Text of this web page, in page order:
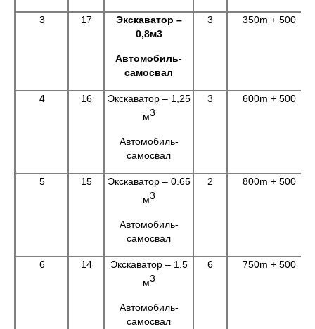
3 17
Экскаватор –
0,8м3
Автомобиль-
самосвал
3 350m + 500
4 16
Экскаватор – 1,25
м3
Автомобиль-
самосвал
3 600m + 500
5 15
Экскаватор – 0.65
м3
Автомобиль-
самосвал
2 800m + 500
6 14
Экскаватор – 1.5
м3
Автомобиль-
самосвал
6 750m + 500